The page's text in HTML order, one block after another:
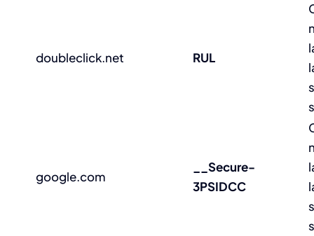
doubleclick.net RUL
google.com
__Secure-
3PSIDCC